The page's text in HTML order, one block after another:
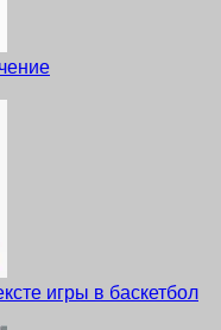
игры в баскетбол